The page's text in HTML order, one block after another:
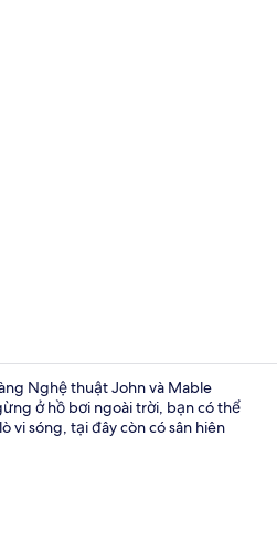
Nghệ thuật John và Mable
ở hồ bơi ngoài trời, bạn có thể
vi sóng, tại đây còn có sân hiên